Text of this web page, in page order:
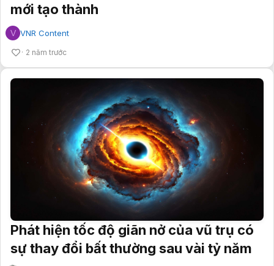
mới tạo thành
V VNR Content
2 năm trước
Phát hiện tốc độ giãn nở của vũ trụ có
sự thay đổi bất thường sau vài tỷ năm